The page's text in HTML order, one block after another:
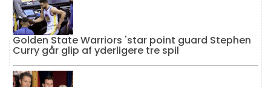
Golden State Warriors 'star point guard Stephen
Curry går glip af yderligere tre spil